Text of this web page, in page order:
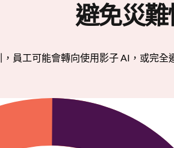
避免災
員工可能會轉向使用影子 AI，或完